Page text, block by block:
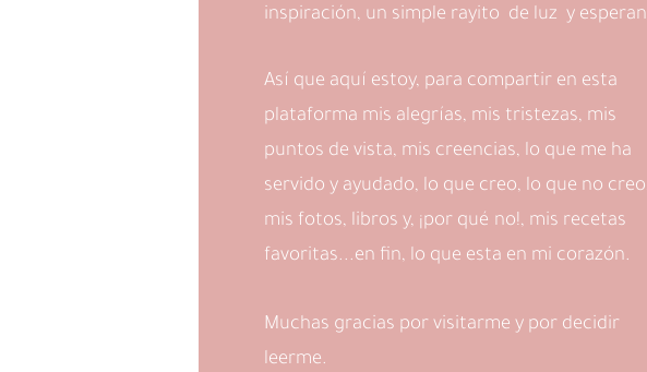
inspiración, un simple rayito de luz y
Así que aquí estoy, para compartir en esta
plataforma mis alegrías, mis tristezas, mis
puntos de vista, mis creencias, lo que me ha
servido y ayudado, lo que creo, lo que no
mis fotos, libros y, ¡por qué no!, mis recetas
favoritas...en fin, lo que esta en mi corazón.
Muchas gracias por visitarme y por decidir
leerme.